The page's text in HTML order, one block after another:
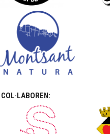
COL·LABOREN: